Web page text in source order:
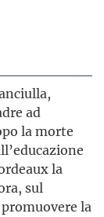
ad
la morte
la
sul
la